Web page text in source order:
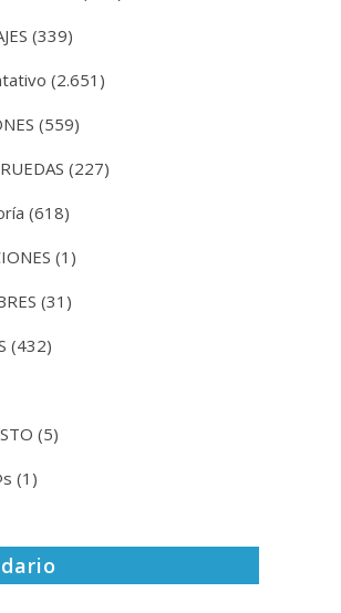
(339)
(2.651)
(559)
(227)
(618)
(1)
(31)
(432)
(5)
(1)